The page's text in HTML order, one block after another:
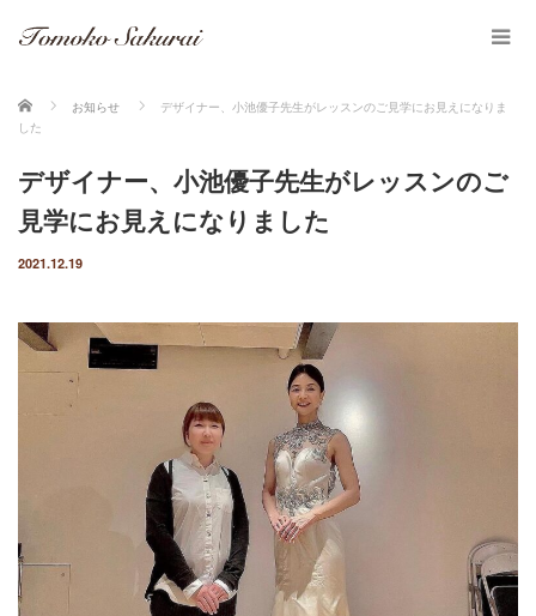
ホーム お知らせ
デザイナー、小池優子先生がレッスンのご見学にお見えになりま
した
デザイナー、小池優子先生がレッスンのご
見学にお見えになりました
2021.12.19